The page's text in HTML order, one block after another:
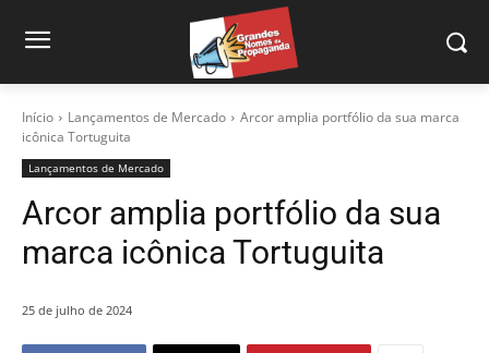
Início Lançamentos de Mercado
Arcor amplia portfólio da sua marca
icônica Tortuguita
Lançamentos de Mercado
Arcor amplia portfólio da sua
marca icônica Tortuguita
25 de julho de 2024